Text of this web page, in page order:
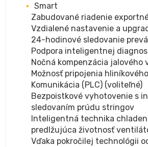
Smart
Zabudované riadenie
Vzdialené nastavenie a
24-hodinové sledovanie
Podpora inteligentnej
Nočná kompenzácia jalového
Možnosť pripojenia
Komunikácia (PLC) (voliteľné)
Bezpoistkové vyhotovenie s
sledovaním prúdu stringov
Inteligentná technika
predlžujúca životnosť
Vďaka pokročilej technológii